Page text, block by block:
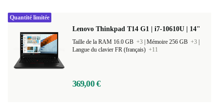
Lenovo Thinkpad T14 G1 | i7-10610U | 14"
Taille de la RAM 16.0 GB +3 Mémoire 256 GB +3
Langue du clavier FR (français) +11
369,00 €
Quantité limitée